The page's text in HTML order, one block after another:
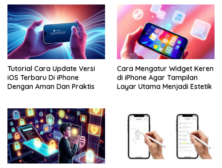
Tutorial Cara Update Versi
iOS Terbaru Di iPhone
Dengan Aman Dan Praktis
Cara Mengatur Widget Keren
di iPhone Agar Tampilan
Layar Utama Menjadi Estetik